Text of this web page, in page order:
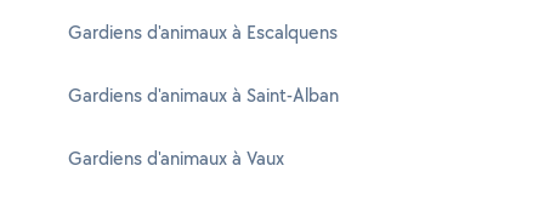
Gardiens d'animaux à Escalquens
Gardiens d'animaux à Saint-Alban
Gardiens d'animaux à Vaux